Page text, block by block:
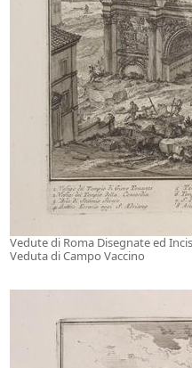
Vedute di Roma Disegnate ed
Veduta di Campo Vaccino